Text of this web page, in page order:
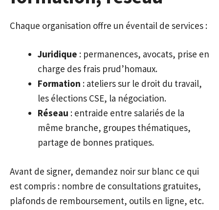
Chaque organisation offre un éventail de services :
Juridique : permanences, avocats, prise en
charge des frais prud’homaux.
Formation : ateliers sur le droit du travail,
les élections CSE, la négociation.
Réseau : entraide entre salariés de la
même branche, groupes thématiques,
partage de bonnes pratiques.
Avant de signer, demandez noir sur blanc ce qui
est compris : nombre de consultations gratuites,
plafonds de remboursement, outils en ligne, etc.